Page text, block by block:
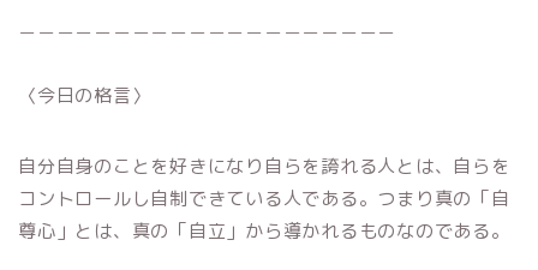
〈今日の格言〉
自分自身のことを好きになり自らを誇れる人とは、自らを
コントロールし自制できている人である。つまり真の「自
尊心」とは、真の「自立」から導かれるものなのである。